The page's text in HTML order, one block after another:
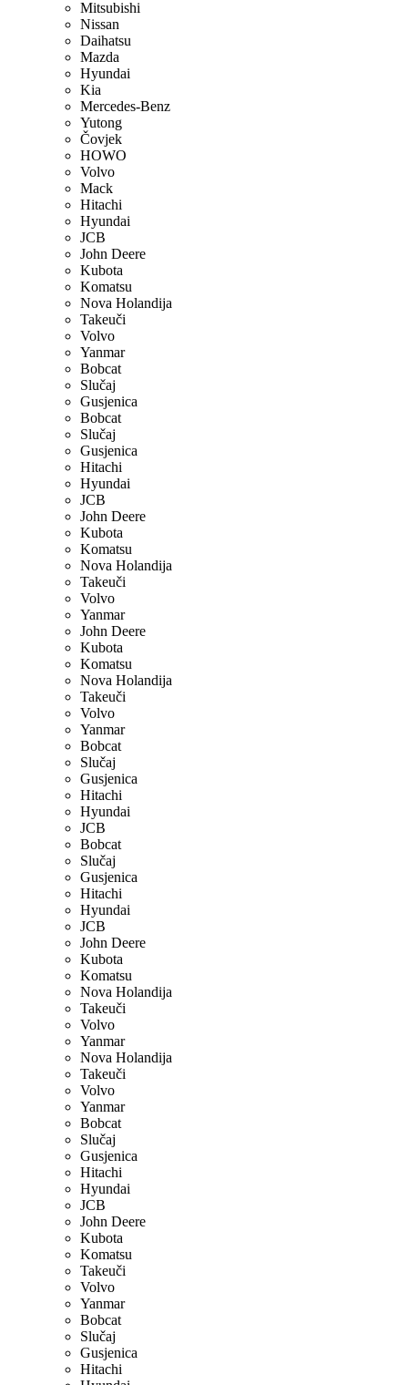
Mitsubishi
Nissan
Daihatsu
Mazda
Hyundai
Kia
Mercedes-Benz
Yutong
Čovjek
HOWO
Volvo
Mack
Hitachi
Hyundai
JCB
John Deere
Kubota
Komatsu
Nova Holandija
Takeuči
Volvo
Yanmar
Bobcat
Slučaj
Gusjenica
Bobcat
Slučaj
Gusjenica
Hitachi
Hyundai
JCB
John Deere
Kubota
Komatsu
Nova Holandija
Takeuči
Volvo
Yanmar
John Deere
Kubota
Komatsu
Nova Holandija
Takeuči
Volvo
Yanmar
Bobcat
Slučaj
Gusjenica
Hitachi
Hyundai
JCB
Bobcat
Slučaj
Gusjenica
Hitachi
Hyundai
JCB
John Deere
Kubota
Komatsu
Nova Holandija
Takeuči
Volvo
Yanmar
Nova Holandija
Takeuči
Volvo
Yanmar
Bobcat
Slučaj
Gusjenica
Hitachi
Hyundai
JCB
John Deere
Kubota
Komatsu
Takeuči
Volvo
Yanmar
Bobcat
Slučaj
Gusjenica
Hitachi